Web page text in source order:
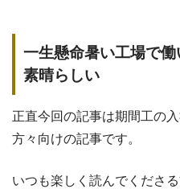
一生懸命暑い工場で
素晴らしい
正直今回の記事は期間工の
方々向けの記事です。
いつも楽しく読んでくださ